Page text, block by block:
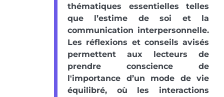
thématiques essentielles telles
que l’estime de soi et la
communication interpersonnelle.
Les réflexions et conseils avisés
permettent aux lecteurs de
prendre conscience de
l'importance d’un mode de vie
équilibré, où les interactions